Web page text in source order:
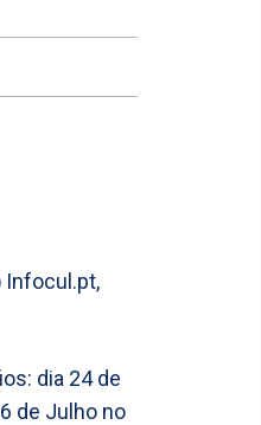
Infocul.pt,
dia 24 de
de Julho no